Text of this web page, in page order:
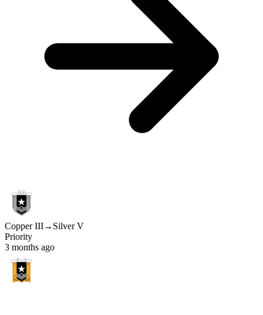
Copper III→ Silver V
Priority
3 months ago